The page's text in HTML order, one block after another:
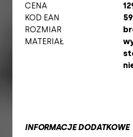
CENA
KOD EAN
ROZMIAR
MATERIAŁ
INFORMACJE DODATKOWE